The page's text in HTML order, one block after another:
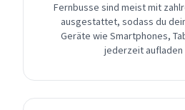
Fernbusse sind meist mit
ausgestattet, sodass du
Geräte wie Smartphones,
jederzeit aufladen